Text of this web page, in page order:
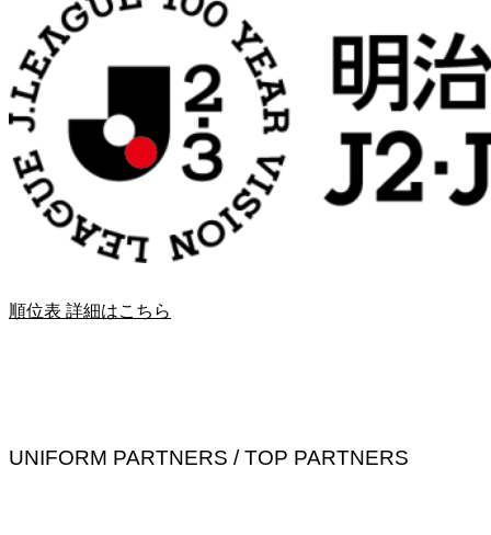
順位表 詳細はこちら
UNIFORM PARTNERS / TOP PARTNERS